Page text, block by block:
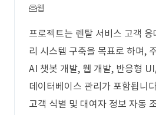
웹
프로젝트는 렌탈 서비스 고객
리 시스템 구축을 목표로 하며,
AI 챗봇 개발, 웹 개발, 반응형
데이터베이스 관리가 포함됩니
고객 식별 및 대여자 정보 자동